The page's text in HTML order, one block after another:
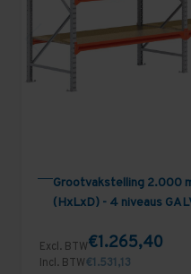
Grootvakstelling 2.000
(HxLxD) - 4 niveaus
Excl. BTW€1.265,40
Incl. BTW€1.531,13